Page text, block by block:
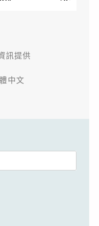
訊提供
中文